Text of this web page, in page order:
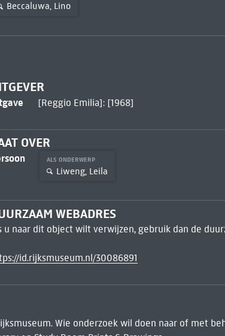
Beccaluwa, Lino
[Reggio Emilia]: [1968]
OVER
ALS ONDERWERP
Liweng, Leila
WEBADRES
u naar dit object wilt verwijzen, gebruik dan de
id.rijksmuseum.nl/30086891
Wie onderzoek wil doen naar of met